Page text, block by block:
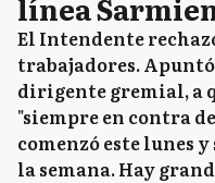
El Intendente
trabajadores.
dirigente gremial, a
"siempre en contra
comenzó este lunes
la semana. Hay